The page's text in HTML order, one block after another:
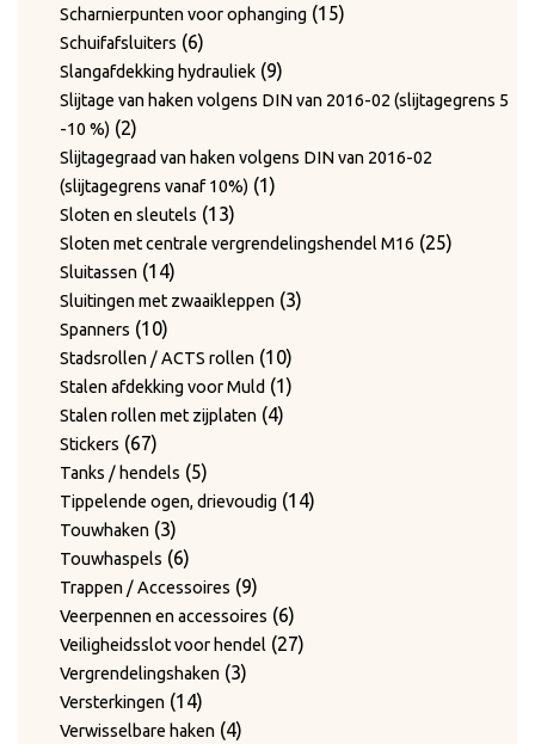
producten
Scharnierpunten voor ophanging 1515
Schuifafsluiters 66
producten
Slangafdekking hydrauliek 99
producten
Slijtage van haken volgens DIN van 2016-02 (slijtagegrens 5
-10 %)
22
producten
Slijtagegraad van haken volgens DIN van 2016-02
(slijtagegrens vanaf 10%)
11
Sloten en sleutels 1313
producten
Sloten met centrale vergrendelingshendel M16 2525
Sluitassen 1414
producten
Sluitingen met zwaaikleppen 33
Spanners 1010
producten
Stadsrollen / ACTS rollen 1010
producten
Stalen afdekking voor Muld 11
Stalen rollen met zijplaten 44
Stickers 6767
producten
Tanks / hendels 55
producten
Tippelende ogen, drievoudig 1414
Touwhaken 33
producten
Touwhaspels 66
producten
Trappen / Accessoires 99
producten
Veerpennen en accessoires 66
producten
Veiligheidsslot voor hendel 2727
Vergrendelingshaken 33
Versterkingen 1414
producten
Verwisselbare haken 44